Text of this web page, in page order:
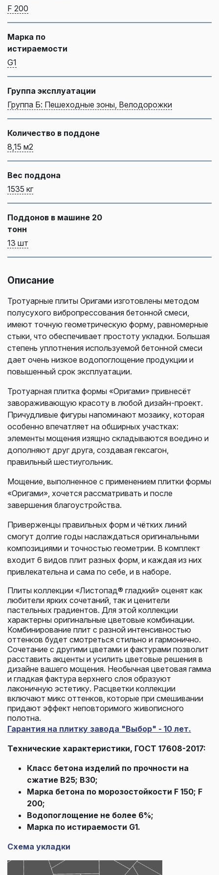
F 200
Марка по
истираемости
G1
Группа эксплуатации
Группа Б: Пешеходные зоны, Велодорожки
Количество в поддоне
8,15 м2
Вес поддона
1535 кг
Поддонов в машине 20
тонн
13 шт
Описание
Тротуарные плиты Оригами изготовлены методом
полусухого вибропрессования бетонной смеси,
имеют точную геометрическую форму, равномерные
стыки, что обеспечивает простоту укладки. Большая
степень уплотнения используемой бетонной смеси
дает очень низкое водопоглощение продукции и
повышенный срок эксплуатации.
Тротуарная плитка формы «Оригами» привнесёт
завораживающую красоту в любой дизайн-проект.
Причудливые фигуры напоминают мозаику, которая
особенно впечатляет на обширных участках:
элементы мощения изящно складываются воедино и
дополняют друг друга, создавая гексагон,
правильный шестиугольник.
Мощение, выполненное с применением плитки формы
«Оригами», хочется рассматривать и после
завершения благоустройства.
Приверженцы правильных форм и чётких линий
смогут долгие годы наслаждаться оригинальными
композициями и точностью геометрии. В комплект
входит 6 видов плит разных форм, и каждая из них
привлекательна и сама по себе, и в наборе.
Плиты коллекции «Листопад® гладкий» оценят как
любители ярких сочетаний, так и ценители
пастельных градиентов. Для этой коллекции
характерны оригинальные цветовые комбинации.
Комбинирование плит с разной интенсивностью
оттенков будет смотреться стильно и гармонично.
Сочетание с другими цветами и фактурами позволит
расставить акценты и усилить цветовые решения в
дизайне вашего мощения. Необычная цветовая гамма
и гладкая фактура верхнего слоя образуют
лаконичную эстетику. Расцветки коллекции
включают микс оттенков, которые при смешивании
придают эффект неповторимого живописного
полотна.
Гарантия на плитку завода "Выбор" - 10 лет.
Технические характеристики, ГОСТ 17608-2017:
Класс бетона изделий по прочности на
сжатие В25; В30;
Марка бетона по морозостойкости F 150; F
200;
Водопоглощение не более 6%;
Марка по истираемости G1.
Схема укладки